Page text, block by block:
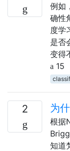
例如
确性
度学
是否
变得
15
2 为
根据
知道